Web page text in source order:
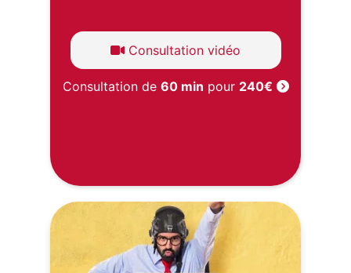
Consultation vidéo
Consultation de 60 min pour 240€